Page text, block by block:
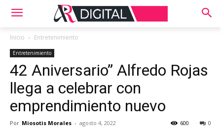
Inicio Entretenimiento
Entretenimiento
42 Aniversario” Alfredo Rojas
llega a celebrar con
emprendimiento nuevo
Por Miosotis Morales - agosto 4, 2022 0
600